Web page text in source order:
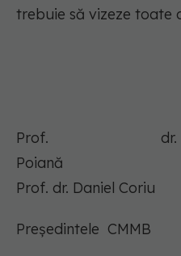
trebuie să vizeze toate
Prof. dr.
Prof. dr. Daniel Coriu